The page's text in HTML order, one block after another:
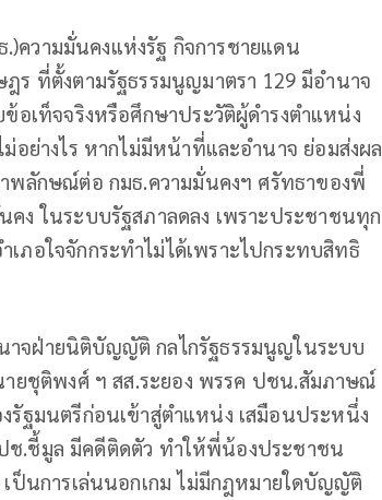
ความมั่นคงแห่งรัฐ กิจการชายแดน
ร ที่ตั้งตามรัฐธรรมนูญมาตรา 129 มีอำนาจ
อเท็จจริงหรือศึกษาประวัติผู้ดำรงตำแหน่ง
อย่างไร หากไม่มีหน้าที่และอำนาจ ย่อมส่งผล
ลักษณ์ต่อ กมธ.ความมั่นคงฯ ศรัทธาของพี่
ในระบบรัฐสภาลดลง เพราะประชาชนทุก
ภอใจจักกระทำไม่ได้เพราะไปกระทบสิทธิ
าจฝ่ายนิติบัญญัติ กลไกรัฐธรรมนูญในระบบ
ายชุติพงศ์ ฯ สส.ระยอง พรรค ปชน.สัมภาษณ์
ฐมนตรีก่อนเข้าสู่ตำแหน่ง เสมือนประหนึ่ง
ปช.ชี้มูล มีคดีติดตัว ทำให้พี่น้องประชาชน
ป็นการเล่นนอกเกม ไม่มีกฎหมายใดบัญญัติ